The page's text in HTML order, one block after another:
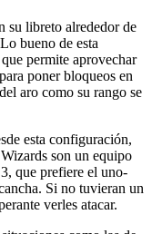
su libreto alrededor de
bueno de esta
permite aprovechar
poner bloqueos en
aro como su rango se
esta configuración,
son un equipo
que prefiere el uno-
Si no tuvieran un
verles atacar.